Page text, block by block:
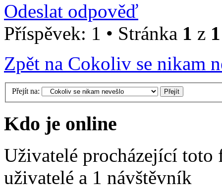
Odeslat odpověď
Příspěvek: 1 • Stránka 1 z 1
Zpět na Cokoliv se nikam
Přejít na:
Kdo je online
Uživatelé procházející
uživatelé a 1 návštěvník